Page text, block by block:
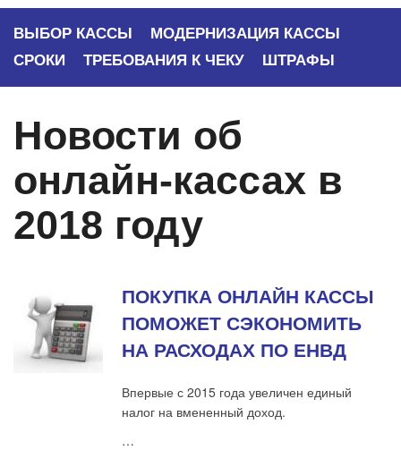
ВЫБОР КАССЫ
МОДЕРНИЗАЦИЯ КАССЫ
СРОКИ
ТРЕБОВАНИЯ К ЧЕКУ ШТРАФЫ
Новости об
онлайн-кассах в
2018 году
ПОКУПКА ОНЛАЙН КАССЫ
ПОМОЖЕТ СЭКОНОМИТЬ
НА РАСХОДАХ ПО ЕНВД
Впервые с 2015 года увеличен единый
налог на вмененный доход.
…